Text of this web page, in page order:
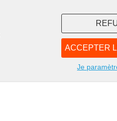
ACCEPTER
Je